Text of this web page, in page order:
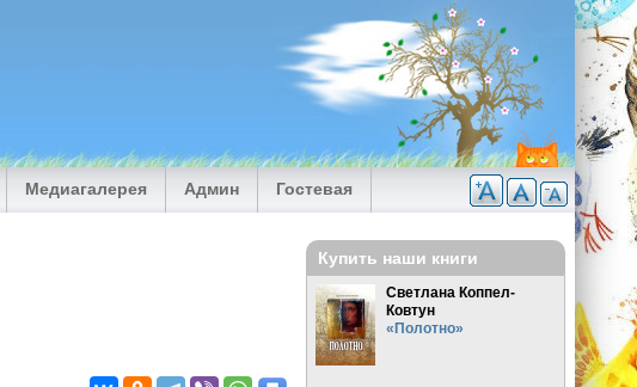
Медиагалерея Админ Гостевая
Купить наши книги
Светлана Коппел-
Ковтун
«Полотно»